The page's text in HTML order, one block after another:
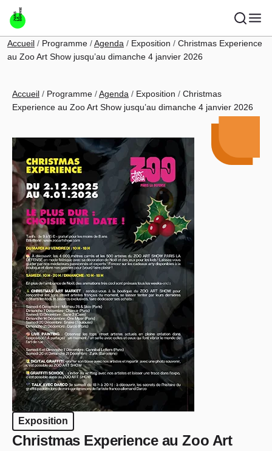
Aller au contenu principal
Fil d'Ariane
Accueil Programme Agenda Exposition
Christmas Experience
au Zoo Art Show jusqu’au dimanche 4 janvier 2026
Fil d'Ariane
Accueil Programme Agenda Exposition
Christmas
Experience au Zoo Art Show jusqu’au dimanche 4 janvier 2026
Exposition
Christmas Experience au Zoo Art